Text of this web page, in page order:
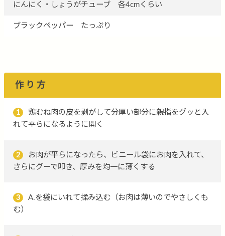
にんにく・しょうがチューブ 各4cmくらい
ブラックペッパー たっぷり
作り方
1
鶏むね肉の皮を剥がして分厚い部分に親指をグッと入
れて平らになるように開く
2
お肉が平らになったら、ビニール袋にお肉を入れて、
さらにグーで叩き、厚みを均一に薄くする
3
A.を袋にいれて揉み込む（お肉は薄いのでやさしくも
む）